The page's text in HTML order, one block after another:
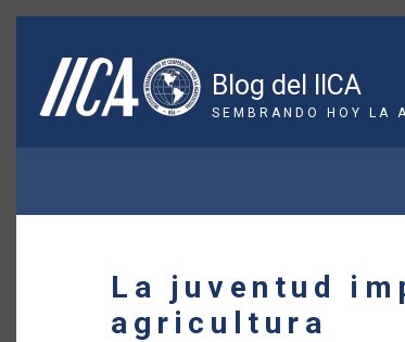
Pasar
contenido
principal
Blog del IICA
SEMBRANDO HOY LA
ENLACES
AYUDA
La juventud
agricultura